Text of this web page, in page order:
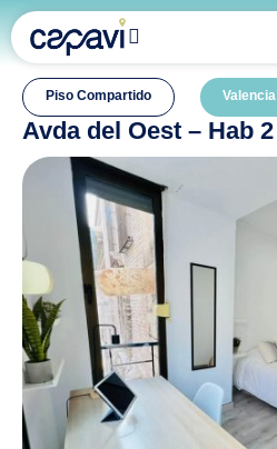
Piso Compartido Valencia
Avda del Oest – Hab 2